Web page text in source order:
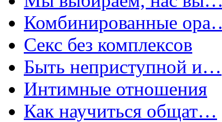
Комбинированные
Секс без комплексов
Быть неприступной и…
Интимные отношения
Как научиться общат…